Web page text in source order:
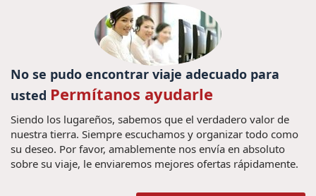
Festival de birmania (1) ,
Paquetes de viajes
Myanmar (4) ,cultura vietname (1) ,
Rutas Vietnam (1) ,Comida de
Myanmar (1) , guia de viaje en Vietnam,
Ninh Binh, Tam Coc Bich Dong, Trang
An, Viajes Vietnam, viajes vietnam y
camboya, vietnam vacaciones,
Vietnam. Viaje, (1) , Ho Chi Minh (1) , 14 días
No se pudo encontrar viaje adecuado para
usted Permítanos ayudarle
Siendo los lugareños, sabemos que el verdadero valor de
nuestra tierra. Siempre escuchamos y organizar todo como
su deseo. Por favor, amablemente nos envía en absoluto
sobre su viaje, le enviaremos mejores ofertas rápidamente.